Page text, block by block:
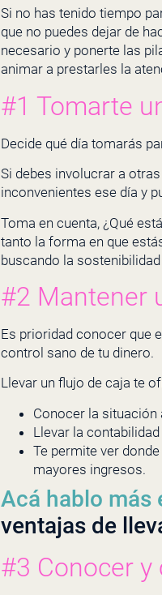
Si no has tenido tiempo
que no puedes dejar de
necesario y ponerte las
animar a prestarles la
#1 Tomarte
Decide qué día tomarás
Si debes involucrar a
inconvenientes ese día y
Toma en cuenta, ¿Qué
tanto la forma en que
buscando la
#2 Mantener
Es prioridad conocer que
control sano de tu dinero.
Llevar un flujo de caja te
Conocer la situación
Llevar la
Te permite ver
mayores ingresos.
Acá hablo más
ventajas de
#3 Conocer